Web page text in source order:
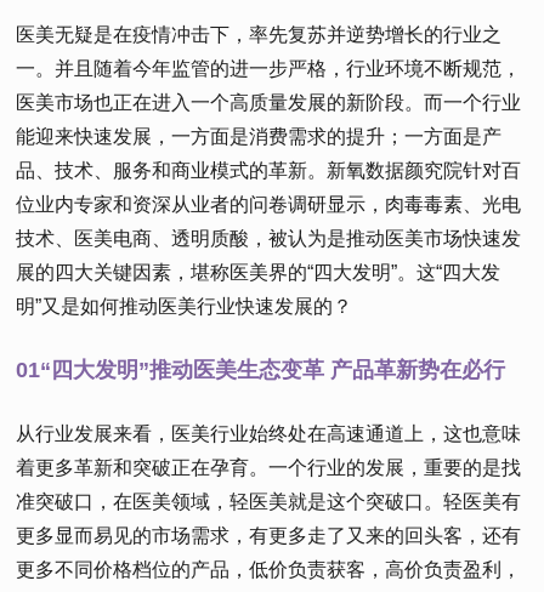
医美无疑是在疫情冲击下，率先复苏并逆势增长的行业之
一。并且随着今年监管的进一步严格，行业环境不断规范，
医美市场也正在进入一个高质量发展的新阶段。而一个行业
能迎来快速发展，一方面是消费需求的提升；一方面是产
品、技术、服务和商业模式的革新。新氧数据颜究院针对百
位业内专家和资深从业者的问卷调研显示，肉毒毒素、光电
技术、医美电商、透明质酸，被认为是推动医美市场快速发
展的四大关键因素，堪称医美界的“四大发明”。这“四大发
明”又是如何推动医美行业快速发展的？
01“四大发明”推动医美生态变革 产品革新势在必行
从行业发展来看，医美行业始终处在高速通道上，这也意味
着更多革新和突破正在孕育。一个行业的发展，重要的是找
准突破口，在医美领域，轻医美就是这个突破口。轻医美有
更多显而易见的市场需求，有更多走了又来的回头客，还有
更多不同价格档位的产品，低价负责获客，高价负责盈利，